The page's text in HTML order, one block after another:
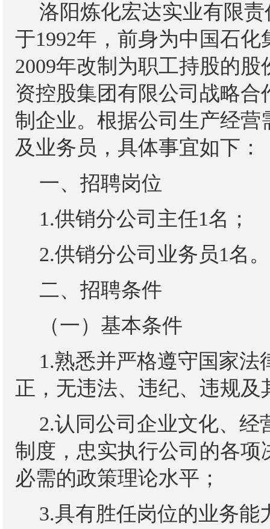
洛阳炼化宏达实业有限
于1992年，前身为中国石
2009年改制为职工持股的
资控股集团有限公司战略
制企业。根据公司生产经
及业务员，具体事宜如下：
一、招聘岗位
1.供销分公司主任1名；
2.供销分公司业务员1名。
二、招聘条件
（一）基本条件
1.熟悉并严格遵守国家
正，无违法、违纪、违规及
2.认同公司企业文化、
制度，忠实执行公司的各
必需的政策理论水平；
3.具有胜任岗位的业务能